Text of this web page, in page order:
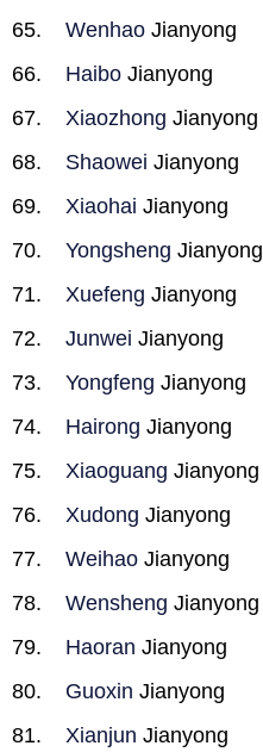
Wenhao Jianyong
Haibo Jianyong
Xiaozhong Jianyong
Shaowei Jianyong
Xiaohai Jianyong
Yongsheng Jianyong
Xuefeng Jianyong
Junwei Jianyong
Yongfeng Jianyong
Hairong Jianyong
Xiaoguang Jianyong
Xudong Jianyong
Weihao Jianyong
Wensheng Jianyong
Haoran Jianyong
Guoxin Jianyong
Xianjun Jianyong